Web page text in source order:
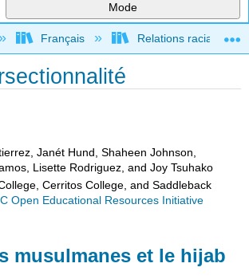
Mode
global hierarchy
Français Relations raciales et
Janét Hund, Shaheen Johnson,
Lisette Rodriguez, and Joy Tsuhako
Cerritos College, and Saddleback
Open Educational Resources Initiative
musulmanes et le hijab